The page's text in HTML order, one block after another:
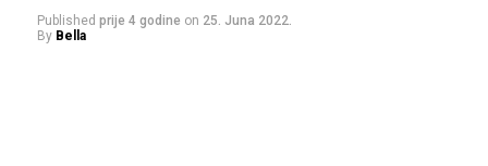
Published prije 4 godine on 25. Juna 2022.
By Bella